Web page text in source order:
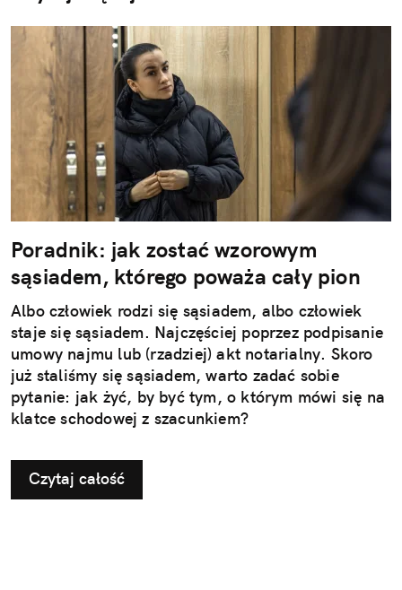
Poradnik: jak zostać wzorowym
sąsiadem, którego poważa cały pion
Albo człowiek rodzi się sąsiadem, albo człowiek
staje się sąsiadem. Najczęściej poprzez podpisanie
umowy najmu lub (rzadziej) akt notarialny. Skoro
już staliśmy się sąsiadem, warto zadać sobie
pytanie: jak żyć, by być tym, o którym mówi się na
klatce schodowej z szacunkiem?
Czytaj całość